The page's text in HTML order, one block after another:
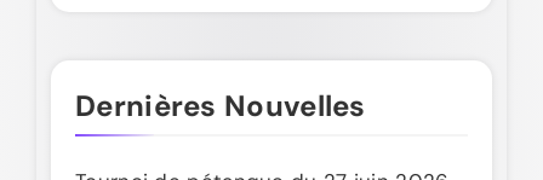
Dernières Nouvelles